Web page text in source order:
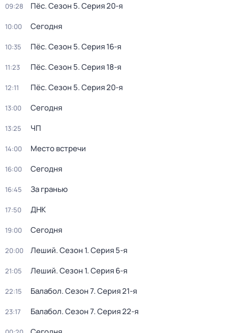
09:28 Пёс. Сезон 5. Серия 20-я
10:00 Сегодня
10:35 Пёс. Сезон 5. Серия 16-я
11:23 Пёс. Сезон 5. Серия 18-я
12:11 Пёс. Сезон 5. Серия 20-я
13:00 Сегодня
13:25 ЧП
14:00 Место встречи
16:00 Сегодня
16:45 За гранью
17:50 ДНК
19:00 Сегодня
20:00 Леший. Сезон 1. Серия 5-я
21:05 Леший. Сезон 1. Серия 6-я
22:15 Балабол. Сезон 7. Серия 21-я
23:17 Балабол. Сезон 7. Серия 22-я